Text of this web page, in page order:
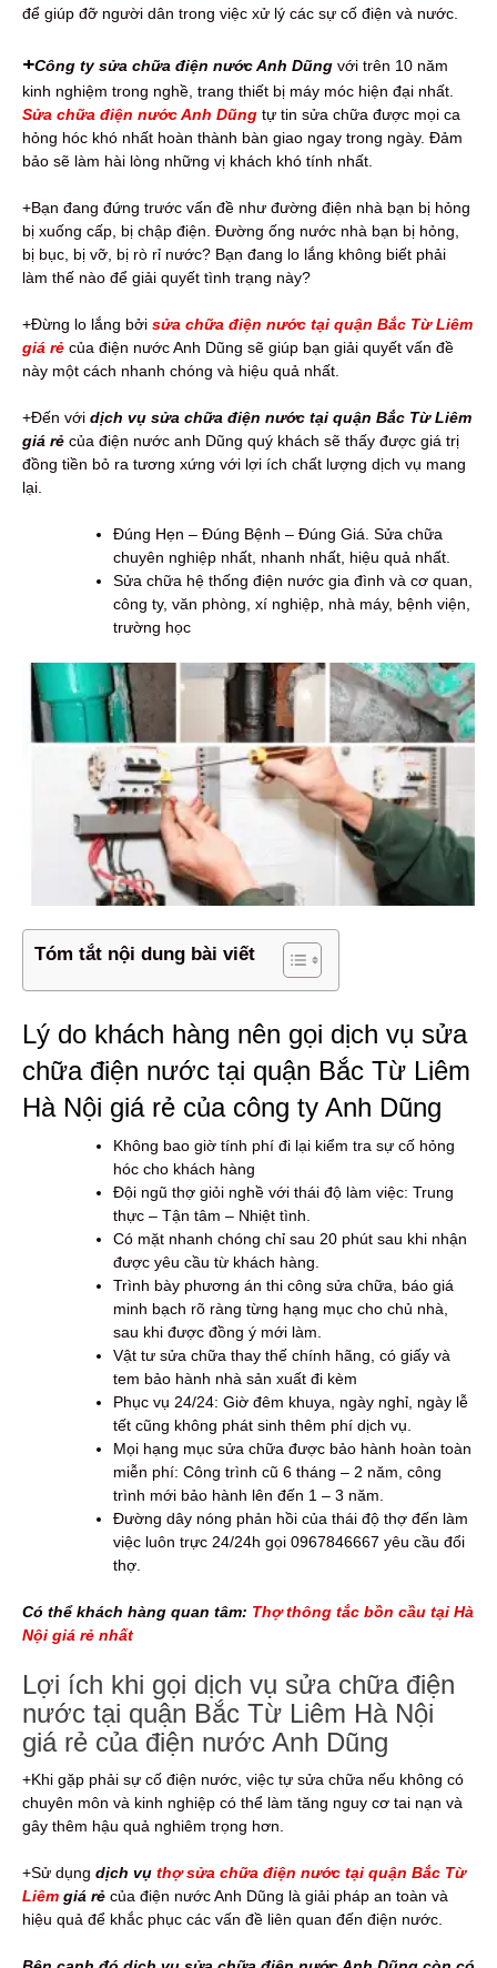
để giúp đỡ người dân trong việc xử lý các sự cố điện và nước.
+Công ty sửa chữa điện nước Anh Dũng với trên 10 năm
kinh nghiệm trong nghề, trang thiết bị máy móc hiện đại nhất.
Sửa chữa điện nước Anh Dũng tự tin sửa chữa được mọi ca
hỏng hóc khó nhất hoàn thành bàn giao ngay trong ngày. Đảm
bảo sẽ làm hài lòng những vị khách khó tính nhất.
+Bạn đang đứng trước vấn đề như đường điện nhà bạn bị hỏng
bị xuống cấp, bị chập điện. Đường ống nước nhà bạn bị hỏng,
bị bục, bị vỡ, bị rò rỉ nước? Bạn đang lo lắng không biết phải
làm thế nào để giải quyết tình trạng này?
+Đừng lo lắng bởi sửa chữa điện nước tại quận Bắc Từ Liêm
giá rẻ của điện nước Anh Dũng sẽ giúp bạn giải quyết vấn đề
này một cách nhanh chóng và hiệu quả nhất.
+Đến với dịch vụ sửa chữa điện nước tại quận Bắc Từ Liêm
giá rẻ của điện nước anh Dũng quý khách sẽ thấy được giá trị
đồng tiền bỏ ra tương xứng với lợi ích chất lượng dịch vụ mang
lại.
Đúng Hẹn – Đúng Bệnh – Đúng Giá. Sửa chữa
chuyên nghiệp nhất, nhanh nhất, hiệu quả nhất.
Sửa chữa hệ thống điện nước gia đình và cơ quan,
công ty, văn phòng, xí nghiệp, nhà máy, bệnh viện,
trường học
Tóm tắt nội dung bài viết
Lý do khách hàng nên gọi dịch vụ sửa
chữa điện nước tại quận Bắc Từ Liêm
Hà Nội giá rẻ của công ty Anh Dũng
Không bao giờ tính phí đi lại kiểm tra sự cố hỏng
hóc cho khách hàng
Đội ngũ thợ giỏi nghề với thái độ làm việc: Trung
thực – Tận tâm – Nhiệt tình.
Có mặt nhanh chóng chỉ sau 20 phút sau khi nhận
được yêu cầu từ khách hàng.
Trình bày phương án thi công sửa chữa, báo giá
minh bạch rõ ràng từng hạng mục cho chủ nhà,
sau khi được đồng ý mới làm.
Vật tư sửa chữa thay thế chính hãng, có giấy và
tem bảo hành nhà sản xuất đi kèm
Phục vụ 24/24: Giờ đêm khuya, ngày nghỉ, ngày lễ
tết cũng không phát sinh thêm phí dịch vụ.
Mọi hạng mục sửa chữa được bảo hành hoàn toàn
miễn phí: Công trình cũ 6 tháng – 2 năm, công
trình mới bảo hành lên đến 1 – 3 năm.
Đường dây nóng phản hồi của thái độ thợ đến làm
việc luôn trực 24/24h gọi 0967846667 yêu cầu đổi
thợ.
Có thể khách hàng quan tâm: Thợ thông tắc bồn cầu tại Hà
Nội giá rẻ nhất
Lợi ích khi gọi dịch vụ sửa chữa điện
nước tại quận Bắc Từ Liêm Hà Nội
giá rẻ của điện nước Anh Dũng
+Khi gặp phải sự cố điện nước, việc tự sửa chữa nếu không có
chuyên môn và kinh nghiệp có thể làm tăng nguy cơ tai nạn và
gây thêm hậu quả nghiêm trọng hơn.
+Sử dụng dịch vụ thợ sửa chữa điện nước tại quận Bắc Từ
Liêm giá rẻ của điện nước Anh Dũng là giải pháp an toàn và
hiệu quả để khắc phục các vấn đề liên quan đến điện nước.